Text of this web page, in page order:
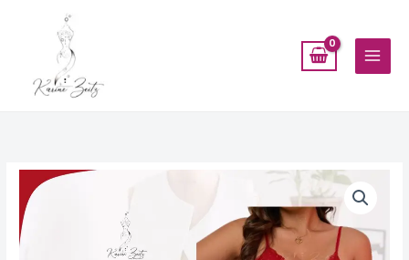
conteúdo
Molde
Camisola
Alcinha
Plus
Size